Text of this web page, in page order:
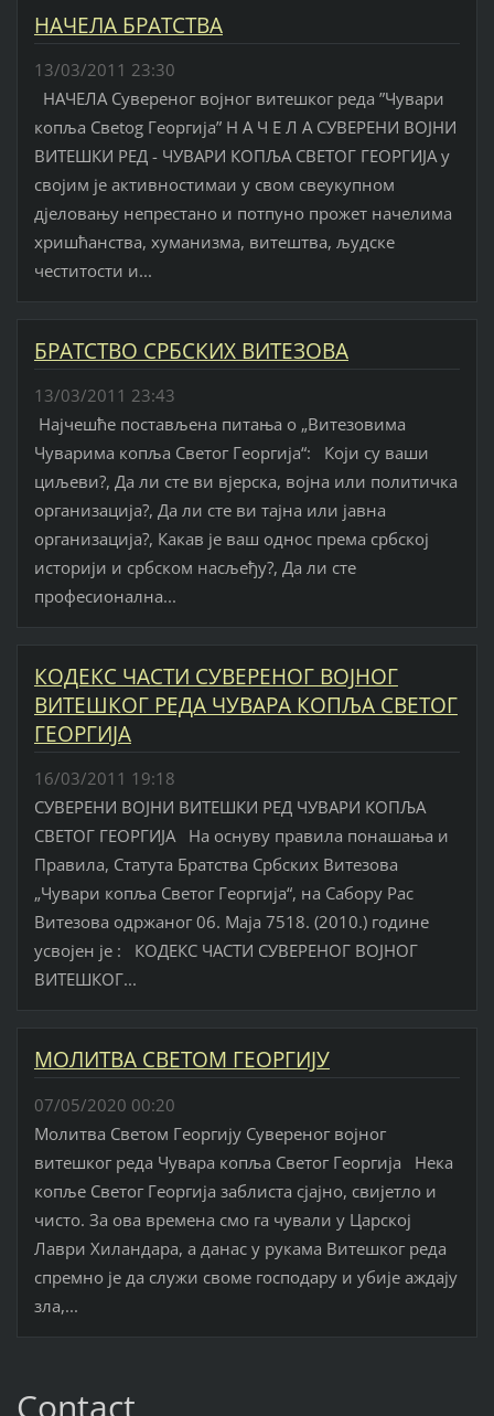
НАЧЕЛА БРАТСТВА
13/03/2011 23:30
НАЧЕЛА Сувереног војног витешког реда ”Чувари
копља Свetog Георгија” Н А Ч Е Л А СУВЕРЕНИ ВОЈНИ
ВИТЕШКИ РЕД - ЧУВАРИ КОПЉА СВЕТОГ ГЕОРГИЈА у
својим је активностимаи у свом свеукупном
дјеловању непрестано и потпуно прожет начелима
хришћанства, хуманизма, витештва, људске
честитости и...
БРАТСТВО СРБСКИХ ВИТЕЗОВА
13/03/2011 23:43
Најчешће постављена питања о „Витезовима
Чуварима копља Светог Георгија“: Који су ваши
циљеви?, Да ли сте ви вјерска, војна или политичка
организација?, Да ли сте ви тајна или јавна
организација?, Какав је ваш однос према србској
историји и србском насљеђу?, Да ли сте
професионална...
КОДЕКС ЧАСТИ СУВЕРЕНОГ ВОЈНОГ
ВИТЕШКОГ РЕДА ЧУВАРА КОПЉА СВЕТОГ
ГЕОРГИЈА
16/03/2011 19:18
СУВЕРЕНИ ВОЈНИ ВИТЕШКИ РЕД ЧУВАРИ КОПЉА
СВЕТОГ ГЕОРГИЈА На оснуву правила понашања и
Правила, Статута Братства Србских Витезова
„Чувари копља Светог Георгија“, на Сабору Рас
Витезова одржаног 06. Маја 7518. (2010.) године
усвојен је : КОДЕКС ЧАСТИ СУВЕРЕНОГ ВОЈНОГ
ВИТЕШКОГ...
МОЛИТВА СВЕТОМ ГЕОРГИЈУ
07/05/2020 00:20
Молитва Светом Георгију Сувереног војног
витешког реда Чувара копља Светог Георгија Нека
копље Светог Георгија заблиста сјајно, свијетло и
чисто. За ова времена смо га чували у Царској
Лаври Хиландара, а данас у рукама Витешког реда
спремно је да служи своме господару и убије аждају
зла,...